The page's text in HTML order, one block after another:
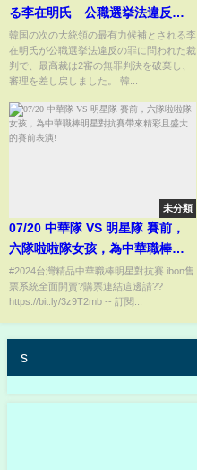
る李在明氏 公職選挙法違反の
罪に問われた裁判 最高裁は2審
の無罪判決を破棄｜
TBS NEWS DIG
韓国の次の大統領の最有力候補とされる李
在明氏が公職選挙法違反の罪に問われた裁
判で、最高裁は2審の無罪判決を破棄し、
審理を差し戻しました。 韓...
未分類
07/20 中華隊 VS 明星隊 賽前，
六隊啦啦隊女孩，為中華職棒明
星對抗賽帶來精彩且盛大的賽前
表演!
#2024台灣精品中華職棒明星對抗賽 ibon售
票系統全面開賣?購票連結這邊請??
https://bit.ly/3z9T2mb -- 訂閱...
s